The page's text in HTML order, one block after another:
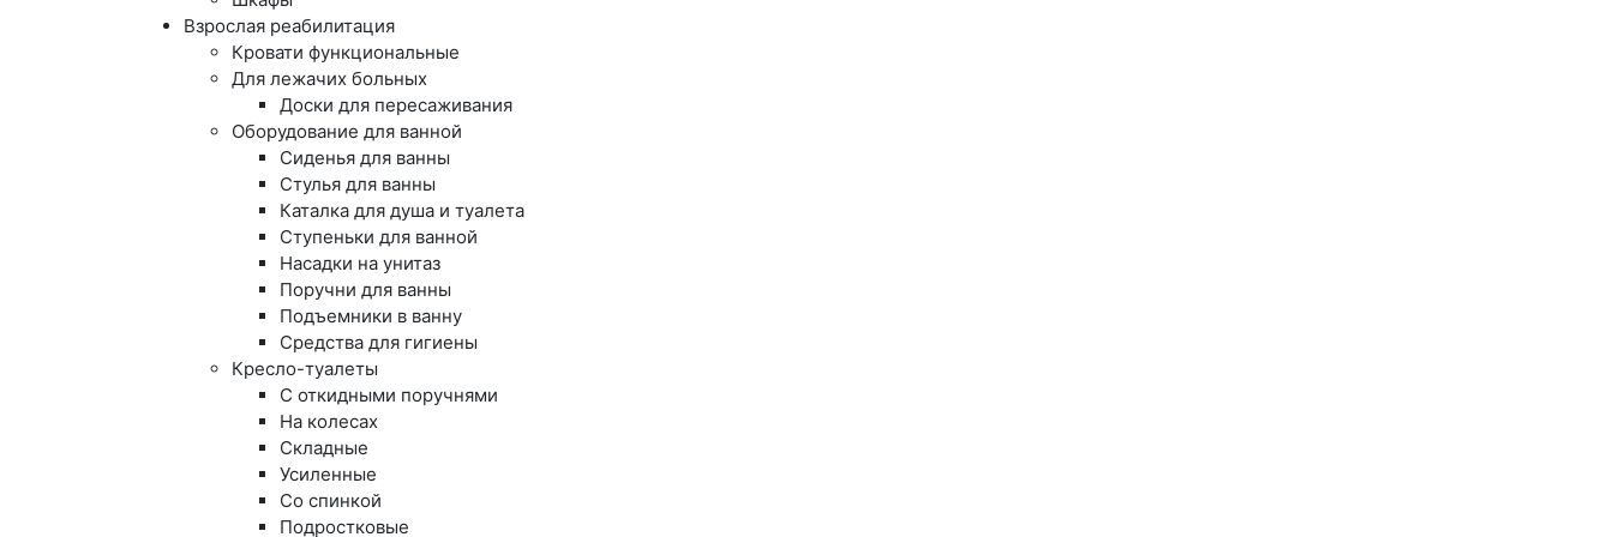
Взрослая реабилитация
Кровати функциональные
Для лежачих больных
Доски для пересаживания
Оборудование для ванной
Сиденья для ванны
Стулья для ванны
Каталка для душа и туалета
Ступеньки для ванной
Насадки на унитаз
Поручни для ванны
Подъемники в ванну
Средства для гигиены
Кресло-туалеты
С откидными поручнями
На колесах
Складные
Усиленные
Со спинкой
Подростковые